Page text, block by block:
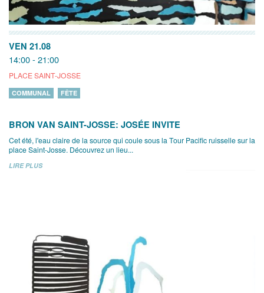
VEN 21.08
14:00 - 21:00
PLACE SAINT-JOSSE
COMMUNAL FÊTE
BRON VAN SAINT-JOSSE: JOSÉE INVITE
Cet été, l'eau claire de la source qui coule sous la Tour Pacific ruisselle sur la
place Saint-Josse. Découvrez un lieu...
LIRE PLUS